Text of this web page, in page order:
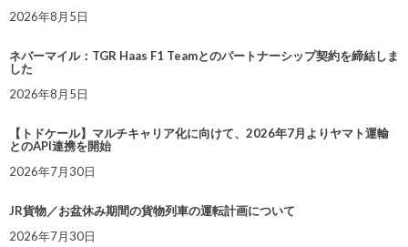
2026年8月5日
ネバーマイル：TGR Haas F1 Teamとのパートナーシップ契約を締結しま
した
2026年8月5日
【トドケール】マルチキャリア化に向けて、2026年7月よりヤマト運輸
とのAPI連携を開始
2026年7月30日
JR貨物／お盆休み期間の貨物列車の運転計画について
2026年7月30日